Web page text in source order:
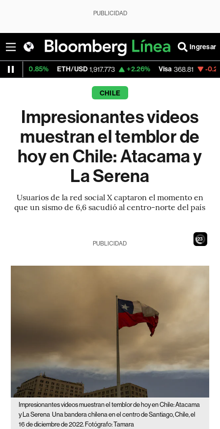
PUBLICIDAD
Ingresar
ETH/USD 1,917.773 +2.26% Visa 368.81 -0.21%
CHILE
Impresionantes videos
muestran el temblor de
hoy en Chile: Atacama y
La Serena
Usuarios de la red social X captaron el momento en
que un sismo de 6,6 sacudió al centro-norte del país
21
PUBLICIDAD
Impresionantes videos muestran el temblor de hoy en Chile: Atacama
y La Serena Una bandera chilena en el centro de Santiago, Chile, el
16 de diciembre de 2022. Fotógrafo: Tamara